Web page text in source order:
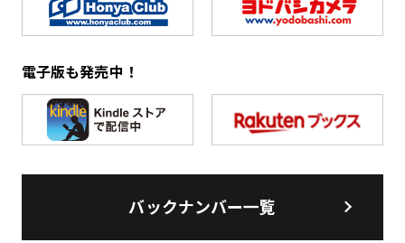
電子版も発売中！
バックナンバー一覧